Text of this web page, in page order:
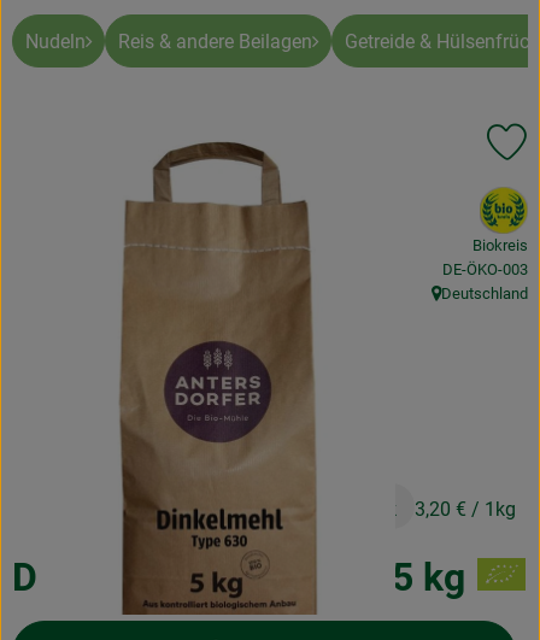
Rezepte
NEUES & ANGEBOTE
Drogerie & Diverses
Über uns
Nudeln Reis & andere Beilagen Getreide &
Dinkelmehl Type 630, 5 kg
15,99 € / Stück 3,20 € / 1kg
, Verband:
Biokreis
, Kontrollstelle:
DE-ÖKO-003
, Herkunft:
Deutschland